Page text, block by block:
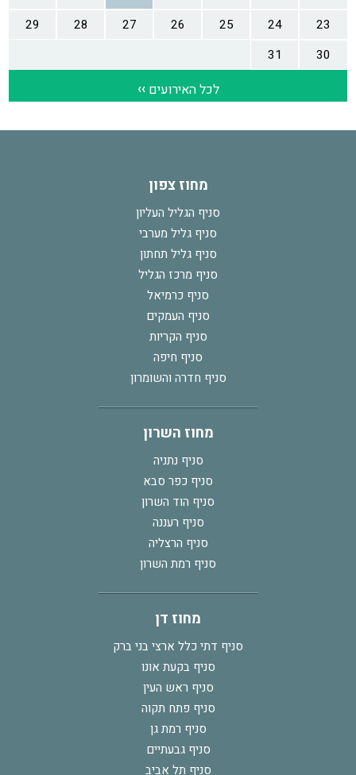
מחוז צפון
סניף הגליל העליון
סניף גליל מערבי
סניף גליל תחתון
סניף מרכז הגליל
סניף כרמיאל
סניף העמקים
סניף הקריות
סניף חיפה
סניף חדרה והשומרון
מחוז השרון
סניף נתניה
סניף כפר סבא
סניף הוד השרון
סניף רעננה
סניף הרצליה
סניף רמת השרון
מחוז דן
סניף דתי כלל ארצי בני ברק
סניף בקעת אונו
סניף ראש העין
סניף פתח תקוה
סניף רמת גן
סניף גבעתיים
סניף תל אביב